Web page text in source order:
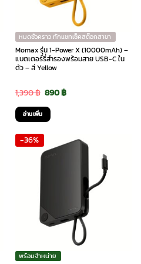
หมดชั่วคราว ทักแชทเช็คสต๊อกสาขา
Momax รุ่น 1-Power X (10000mAh) –
แบตเตอร์รี่สำรองพร้อมสาย USB-C ใน
ตัว – สี Yellow
1,390฿ Original
price
was:
1,390 ฿.
890฿Current
890 ฿.
อ่านเพิ่ม
-36%
พร้อมจำหน่าย